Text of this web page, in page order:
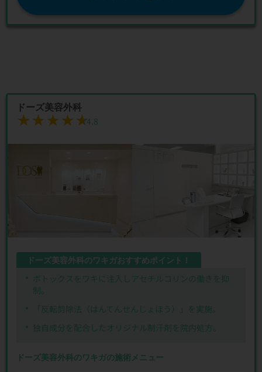
ドーズ美容外科
★★★★★
★★★★★4.8
ドーズ美容外科のワキガおすすめポイント！
ボトックスをワキに注入しアセチルコリンの働きを抑
制。
「反転剪除法（はんてんせんじょほう）」を実施。
独自成分を配合したオリジナル制汗剤を院内処方。
ドーズ美容外科のワキガの施術メニュー